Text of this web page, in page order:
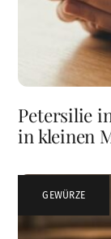
Petersilie
in kleinen
GEWÜRZE